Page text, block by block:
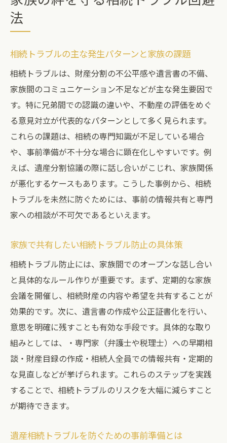
相続トラブル体験談から学ぶ家族の注意点
相続で感情的対立が起きやすい理由と解決
法
相続トラブルを防ぐための家族間コミュニ
ケーション術
遺産相続で揉めないための話し合いの進め
方
相続トラブルと兄弟絶縁を回避する実践ポ
イント
弁護士相談が感情対立緩和に果たす役割
相続トラブル体験談から学ぶ注意点
避策
遺産相続トラブル体験談で明らかになる注
意点
失敗事例から読み解く相続対策の重要性
兄弟間の相続トラブル体験談で見える落と
し穴
弁護士費用や相談事例でわかる相続トラブ
ルの現実
兄弟間で揉めない相続の進め方とは
兄弟間の相続トラブルを防ぐために必要な
配慮
相続トラブル事例から学ぶ兄弟との合意形
法
相続トラブルの主な発生パターンと家族の課題
相続トラブルは、財産分割の不公平感や遺言書の不備、
家族間のコミュニケーション不足などが主な発生要因で
す。特に兄弟間での認識の違いや、不動産の評価をめぐ
る意見対立が代表的なパターンとして多く見られます。
これらの課題は、相続の専門知識が不足している場合
や、事前準備が不十分な場合に顕在化しやすいです。例
えば、遺産分割協議の際に話し合いがこじれ、家族関係
が悪化するケースもあります。こうした事例から、相続
トラブルを未然に防ぐためには、事前の情報共有と専門
家への相談が不可欠であるといえます。
家族で共有したい相続トラブル防止の具体策
相続トラブル防止には、家族間でのオープンな話し合い
と具体的なルール作りが重要です。まず、定期的な家族
会議を開催し、相続財産の内容や希望を共有することが
効果的です。次に、遺言書の作成や公正証書化を行い、
意思を明確に残すことも有効な手段です。具体的な取り
組みとしては、・専門家（弁護士や税理士）への早期相
談・財産目録の作成・相続人全員での情報共有・定期的
な見直しなどが挙げられます。これらのステップを実践
することで、相続トラブルのリスクを大幅に減らすこと
が期待できます。
遺産相続トラブルを防ぐための事前準備とは